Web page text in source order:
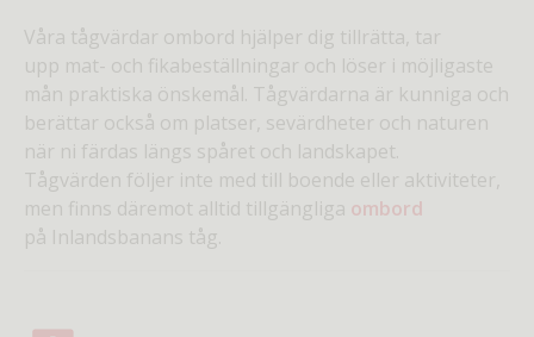
Våra tågvärdar ombord hjälper dig tillrätta, tar
upp mat- och fikabeställningar och löser i möjligaste
mån praktiska önskemål. Tågvärdarna är kunniga och
berättar också om platser, sevärdheter och naturen
när ni färdas längs spåret och landskapet.
Tågvärden följer inte med till boende eller aktiviteter,
men finns däremot alltid tillgängliga ombord
på Inlandsbanans tåg.